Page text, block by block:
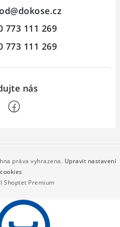
@dokose.cz
773 111 269
773 111 269
Shoptet Premium
práva vyhrazena. Upravit nastavení
cookies